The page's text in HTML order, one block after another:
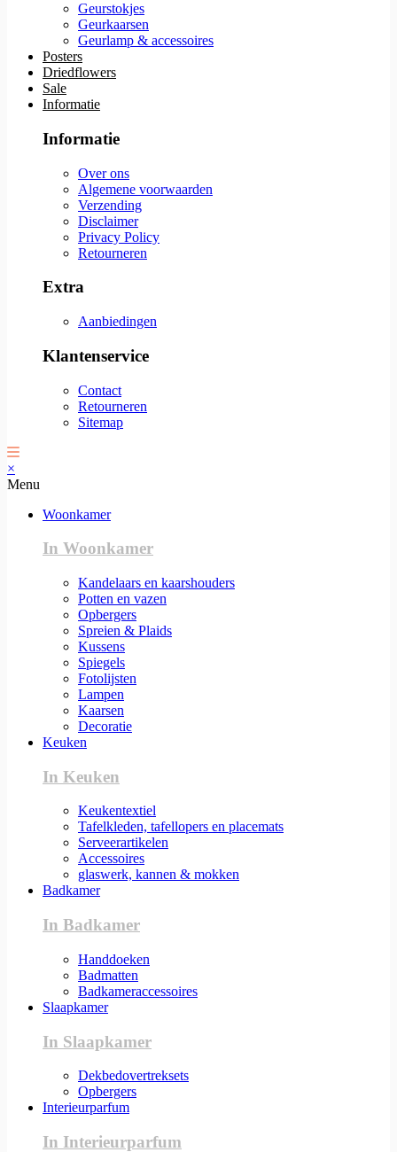
Geurstokjes
Geurkaarsen
Geurlamp & accessoires
Posters
Driedflowers
Sale
Informatie
Informatie
Over ons
Algemene voorwaarden
Verzending
Disclaimer
Privacy Policy
Retourneren
Extra
Aanbiedingen
Klantenservice
Contact
Retourneren
Sitemap
×
Menu
Woonkamer
In Woonkamer
Kandelaars en kaarshouders
Potten en vazen
Opbergers
Spreien & Plaids
Kussens
Spiegels
Fotolijsten
Lampen
Kaarsen
Decoratie
Keuken
In Keuken
Keukentextiel
Tafelkleden, tafellopers en placemats
Serveerartikelen
Accessoires
glaswerk, kannen & mokken
Badkamer
In Badkamer
Handdoeken
Badmatten
Badkameraccessoires
Slaapkamer
In Slaapkamer
Dekbedovertreksets
Opbergers
Interieurparfum
In Interieurparfum